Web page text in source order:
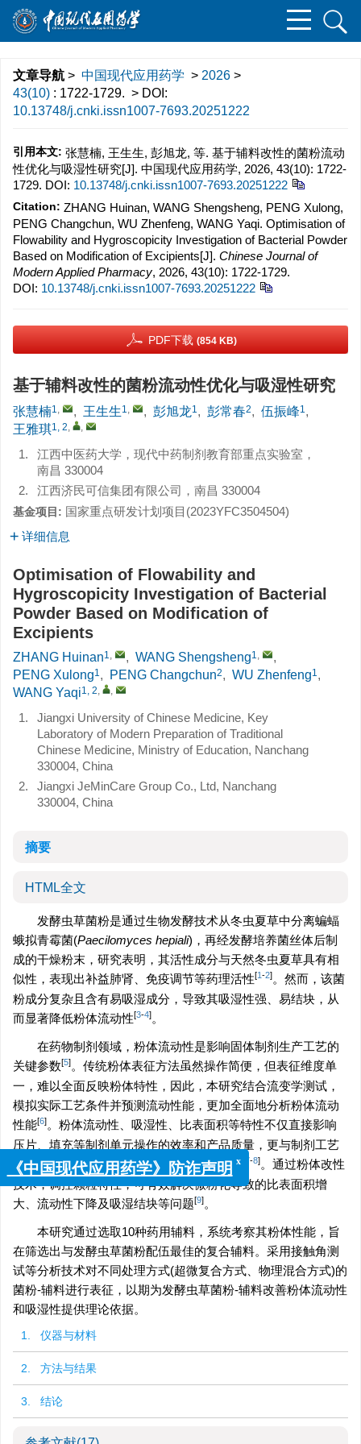
文章导航 > 中国现代应用药学 > 2026 >
43(10) : 1722-1729. > DOI:
10.13748/j.cnki.issn1007-7693.20251222
引用本文: 张慧楠, 王生生, 彭旭龙, 等. 基于辅料改性的菌粉流动
性优化与吸湿性研究[J]. 中国现代应用药学, 2026, 43(10): 1722-
1729. DOI: 10.13748/j.cnki.issn1007-7693.20251222
Citation: ZHANG Huinan, WANG Shengsheng, PENG Xulong,
PENG Changchun, WU Zhenfeng, WANG Yaqi. Optimisation of
Flowability and Hygroscopicity Investigation of Bacterial Powder
Based on Modification of Excipients[J]. Chinese Journal of
Modern Applied Pharmacy, 2026, 43(10): 1722-1729.
DOI: 10.13748/j.cnki.issn1007-7693.20251222
PDF下载 (854 KB)
基于辅料改性的菌粉流动性优化与吸湿性研究
张慧楠1, , 王生生1, , 彭旭龙1, 彭常春2, 伍振峰1,
王雅琪1, 2, ,
1.
江西中医药大学，现代中药制剂教育部重点实验室，
南昌 330004
2.
江西济民可信集团有限公司，南昌 330004
基金项目: 国家重点研发计划项目(2023YFC3504504)
详细信息
Optimisation of Flowability and
Hygroscopicity Investigation of Bacterial
Powder Based on Modification of
Excipients
ZHANG Huinan1, , WANG Shengsheng1,
,
PENG Xulong1, PENG Changchun2, WU Zhenfeng1,
WANG Yaqi1, 2, ,
1.
Jiangxi University of Chinese Medicine, Key
Laboratory of Modern Preparation of Traditional
Chinese Medicine, Ministry of Education, Nanchang
330004, China
2.
Jiangxi JeMinCare Group Co., Ltd, Nanchang
330004, China
摘要
HTML全文
发酵虫草菌粉是通过生物发酵技术从冬虫夏草中分离蝙蝠
蛾拟青霉菌(Paecilomyces hepiali)，再经发酵培养菌丝体后制
成的干燥粉末，研究表明，其活性成分与天然冬虫夏草具有相
似性，表现出补益肺肾、免疫调节等药理活性[1 -2] 。然而，该菌
粉成分复杂且含有易吸湿成分，导致其吸湿性强、易结块，从
而显著降低粉体流动性[3-4] 。
在药物制剂领域，粉体流动性是影响固体制剂生产工艺的
关键参数[5] 。传统粉体表征方法虽然操作简便，但表征维度单
一，难以全面反映粉体特性，因此，本研究结合流变学测试，
模拟实际工艺条件并预测流动性能，更加全面地分析粉体流动
性能[6] 。粉体流动性、吸湿性、比表面积等特性不仅直接影响
压片、填充等制剂单元操作的效率和产品质量，更与制剂工艺
稳定性及临床给药的准确性和疗效密切相关
7-8] 。通过粉体改性
技术，调控颗粒特性，可有效解决微粉化导致的比表面积增
大、流动性下降及吸湿结块等问题[9] 。
本研究通过选取10种药用辅料，系统考察其粉体性能，旨
在筛选出与发酵虫草菌粉配伍最佳的复合辅料。采用接触角测
试等分析技术对不同处理方式(超微复合方式、物理混合方式)的
菌粉-辅料进行表征，以期为发酵虫草菌粉-辅料改善粉体流动性
和吸湿性提供理论依据。
1. 仪器与材料
2. 方法与结果
3. 结论
《中国现代应用药学》防诈声明